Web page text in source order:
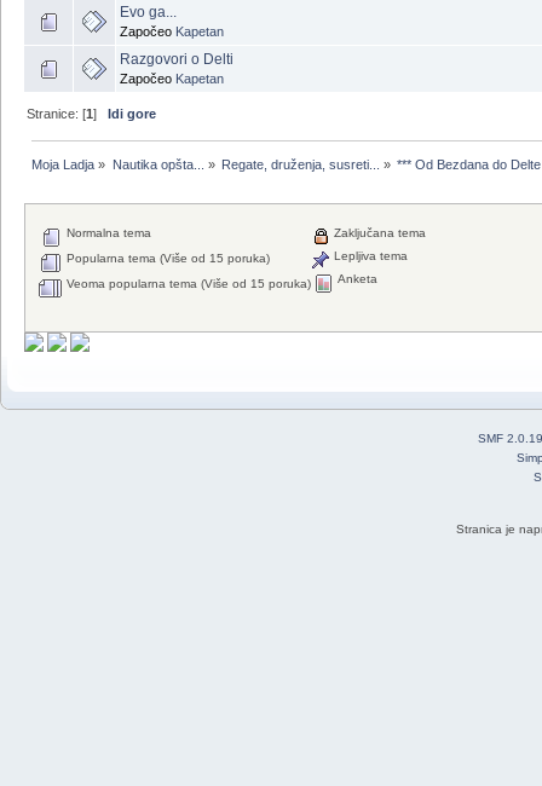
Evo ga...
Započeo Kapetan
Razgovori o Delti
Započeo Kapetan
Stranice: [1]Idi gore
Moja Ladja » Nautika opšta... » Regate, druženja, susreti... » *** Od Bezdana do
Normalna tema
Popularna tema (Više od 15 poruka)
Veoma popularna tema (Više od 15 poruka)
Zaključana tema
Lepljiva tema
Anketa
SMF 2.0.19
Stranica je